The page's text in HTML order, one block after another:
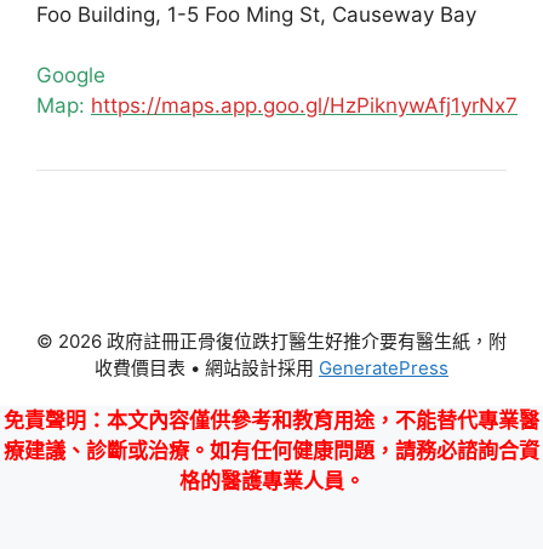
Foo Building, 1-5 Foo Ming St, Causeway Bay
Google
Map: https://maps.app.goo.gl/HzPiknywAfj1yrNx7
© 2026 政府註冊正骨復位跌打醫生好推介要有醫生紙，附
收費價目表 • 網站設計採用 GeneratePress
免責聲明 ：本文內容僅供參考和教育用途，不能替代專業醫
療建議、診斷或治療。如有任何健康問題，請務必諮詢合資
格的醫護專業人員。